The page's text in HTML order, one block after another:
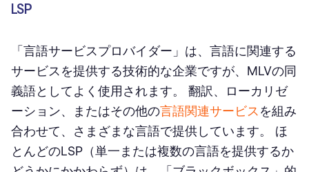
LSP
「言語サービスプロバイダー」は、言語に関連する
サービスを提供する技術的な企業ですが、MLVの同
義語としてよく使用されます。 翻訳、ローカリゼ
ーション、またはその他の言語関連サービス を組み
合わせて、さまざまな言語で提供しています。 ほ
とんどのLSP（単一または複数の言語を提供するか